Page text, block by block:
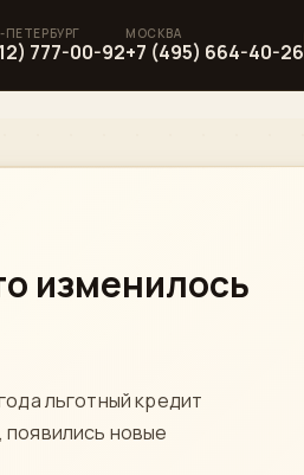
777-00-92+7 (495) 664-40-26
изменилось
льготный кредит
новые